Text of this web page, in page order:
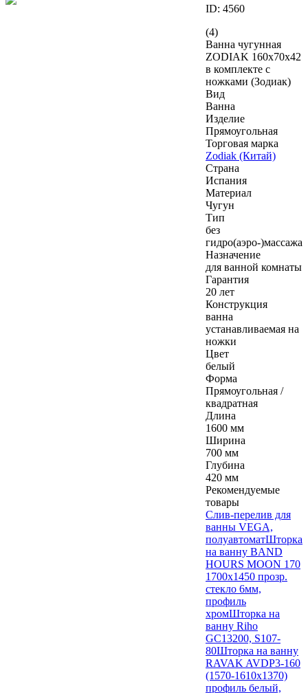
ID: 4560
(4)
Ванна чугунная
ZODIAK 160x70х42
в комплекте с
ножками (Зодиак)
Вид
Ванна
Изделие
Прямоугольная
Торговая марка
Zodiak (Китай)
Страна
Испания
Материал
Чугун
Тип
без
гидро(аэро-)массажа
Назначение
для ванной комнаты
Гарантия
20 лет
Конструкция
ванна
устанавливаемая на
ножки
Цвет
белый
Форма
Прямоугольная /
квадратная
Длина
1600 мм
Ширина
700 мм
Глубина
420 мм
Рекомендуемые
товары
Слив-перелив для
ванны VEGA,
полуавтоматШторка
на ванну BAND
HOURS MOON 170
1700х1450 прозр.
стекло 6мм,
профиль
хромШторка на
ванну Riho
GC13200, S107-
80Шторка на ванну
RAVAK AVDP3-160
(1570-1610х1370)
профиль белый,